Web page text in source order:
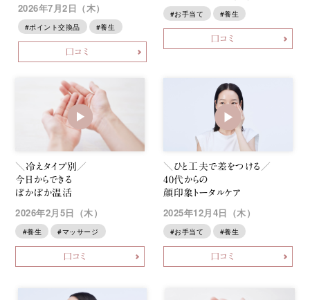
2026年7月2日（木）
#ポイント交換品 #養生
口コミ
#お手当て #養生
口コミ
＼冷えタイプ別／
今日からできる
ぽかぽか温活
2026年2月5日（木）
#養生 #マッサージ
口コミ
＼ひと工夫で差をつける／
40代からの
顔印象トータルケア
2025年12月4日（木）
#お手当て #養生
口コミ